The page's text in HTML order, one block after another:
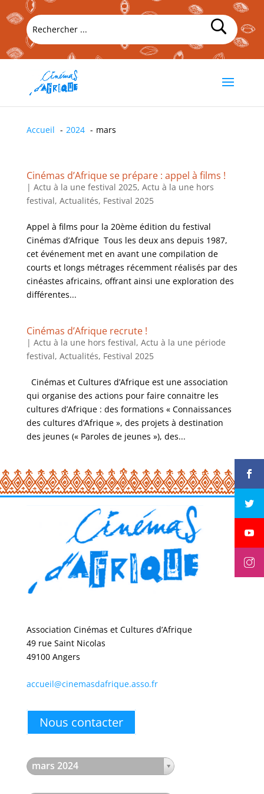
Accueil 2024 mars
Cinémas d’Afrique se prépare : appel à films !
| Actu à la une festival 2025, Actu à la une hors
festival, Actualités, Festival 2025
Appel à films pour la 20ème édition du festival
Cinémas d’Afrique Tous les deux ans depuis 1987,
cet événement met en avant une compilation de
courts et longs métrages récemment réalisés par des
cinéastes africains, offrant ainsi une exploration des
différentes...
Cinémas d’Afrique recrute !
| Actu à la une hors festival, Actu à la une période
festival, Actualités, Festival 2025
Cinémas et Cultures d’Afrique est une association
qui organise des actions pour faire connaitre les
cultures d’Afrique : des formations « Connaissances
des cultures d’Afrique », des projets à destination
des jeunes (« Paroles de jeunes »), des...
Association Cinémas et Cultures d’Afrique
49 rue Saint Nicolas
49100 Angers
accueil@cinemasdafrique.asso.fr
Nous contacter
mars 2024